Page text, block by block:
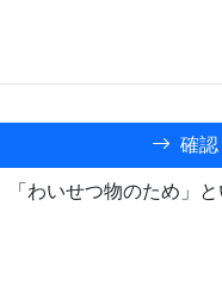
確認
わいせつ物のため」